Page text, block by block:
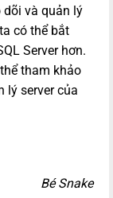
dõi và quản lý
có thể bắt
Server hơn.
tham khảo
lý server của
Bé Snake